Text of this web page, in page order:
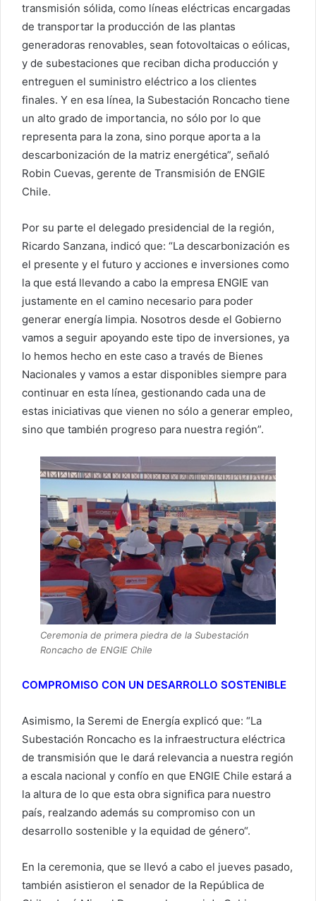
transmisión sólida, como líneas eléctricas encargadas
de transportar la producción de las plantas
generadoras renovables, sean fotovoltaicas o eólicas,
y de subestaciones que reciban dicha producción y
entreguen el suministro eléctrico a los clientes
finales. Y en esa línea, la Subestación Roncacho tiene
un alto grado de importancia, no sólo por lo que
representa para la zona, sino porque aporta a la
descarbonización de la matriz energética”, señaló
Robin Cuevas, gerente de Transmisión de ENGIE
Chile.
Por su parte el delegado presidencial de la región,
Ricardo Sanzana, indicó que: “La descarbonización es
el presente y el futuro y acciones e inversiones como
la que está llevando a cabo la empresa ENGIE van
justamente en el camino necesario para poder
generar energía limpia. Nosotros desde el Gobierno
vamos a seguir apoyando este tipo de inversiones, ya
lo hemos hecho en este caso a través de Bienes
Nacionales y vamos a estar disponibles siempre para
continuar en esta línea, gestionando cada una de
estas iniciativas que vienen no sólo a generar empleo,
sino que también progreso para nuestra región”.
Ceremonia de primera piedra de la Subestación
Roncacho de ENGIE Chile
COMPROMISO CON UN DESARROLLO SOSTENIBLE
Asimismo, la Seremi de Energía explicó que: “La
Subestación Roncacho es la infraestructura eléctrica
de transmisión que le dará relevancia a nuestra región
a escala nacional y confío en que ENGIE Chile estará a
la altura de lo que esta obra significa para nuestro
país, realzando además su compromiso con un
desarrollo sostenible y la equidad de género“.
En la ceremonia, que se llevó a cabo el jueves pasado,
también asistieron el senador de la República de